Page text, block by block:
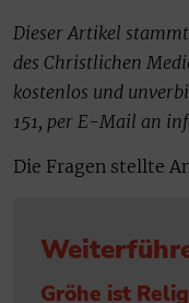
Dieser Artikel
des Christlichen
kostenlos und
151, per E-Mail an
Die Fragen stellte
Gröhe ist